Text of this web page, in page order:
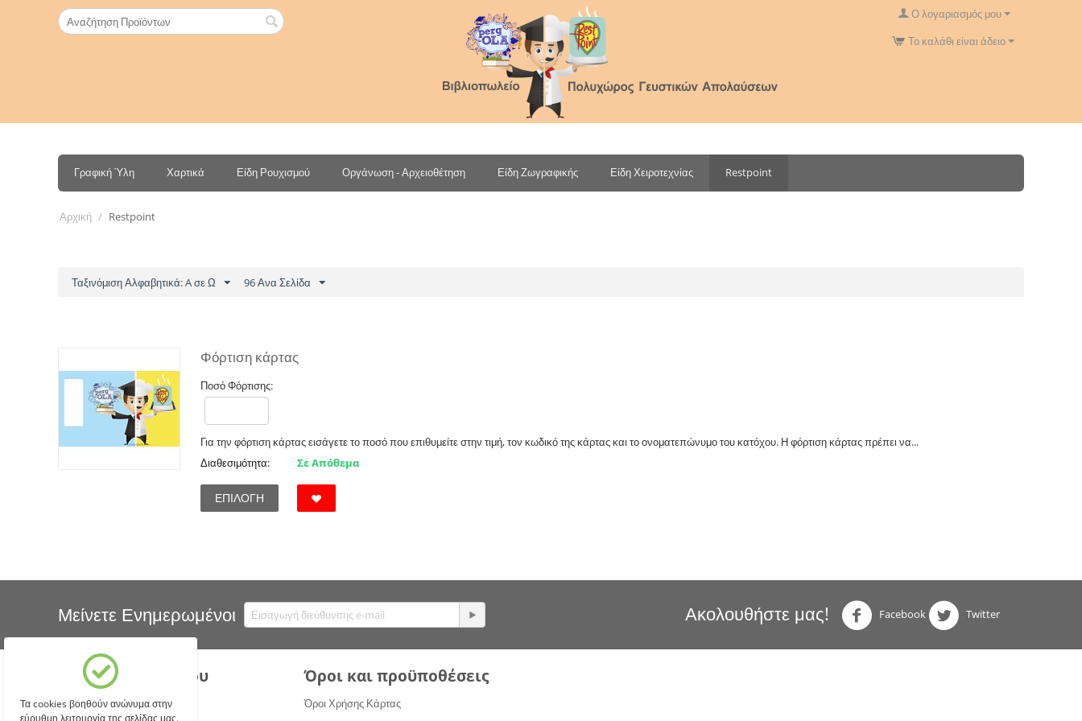
Ο λογαριασμός μου
Το καλάθι είναι άδειο
Γραφική Ύλη Χαρτικά Είδη Ρουχισμού Οργάνωση - Αρχειοθέτηση Είδη Ζωγραφικής Είδη Χειροτεχνίας Restpoint
Αρχική / Restpoint
Ταξινόμιση Αλφαβητικά: A σε Ω 96 Ανα Σελίδα
Φόρτιση κάρτας
Ποσό Φόρτισης:
Για την φόρτιση κάρτας εισάγετε το ποσό που επιθυμείτε στην τιμή, τον κωδικό της κάρτας και το ονοματεπώνυμο του κατόχου. Η φόρτιση κάρτας πρέπει να...
Διαθεσιμότητα:
Σε Απόθεμα
ΕΠΙΛΟΓΉ
Μείνετε Ενημερωμένοι Ακολουθήστε μας! Facebook Twitter
Ο λογαριασμός μου
Σύνδεση
Όροι και προϋποθέσεις
Όροι Χρήσης Κάρτας
Τα cookies βοηθούν ανώνυμα στην
εύρυθμη λειτουργία της σελίδας μας.